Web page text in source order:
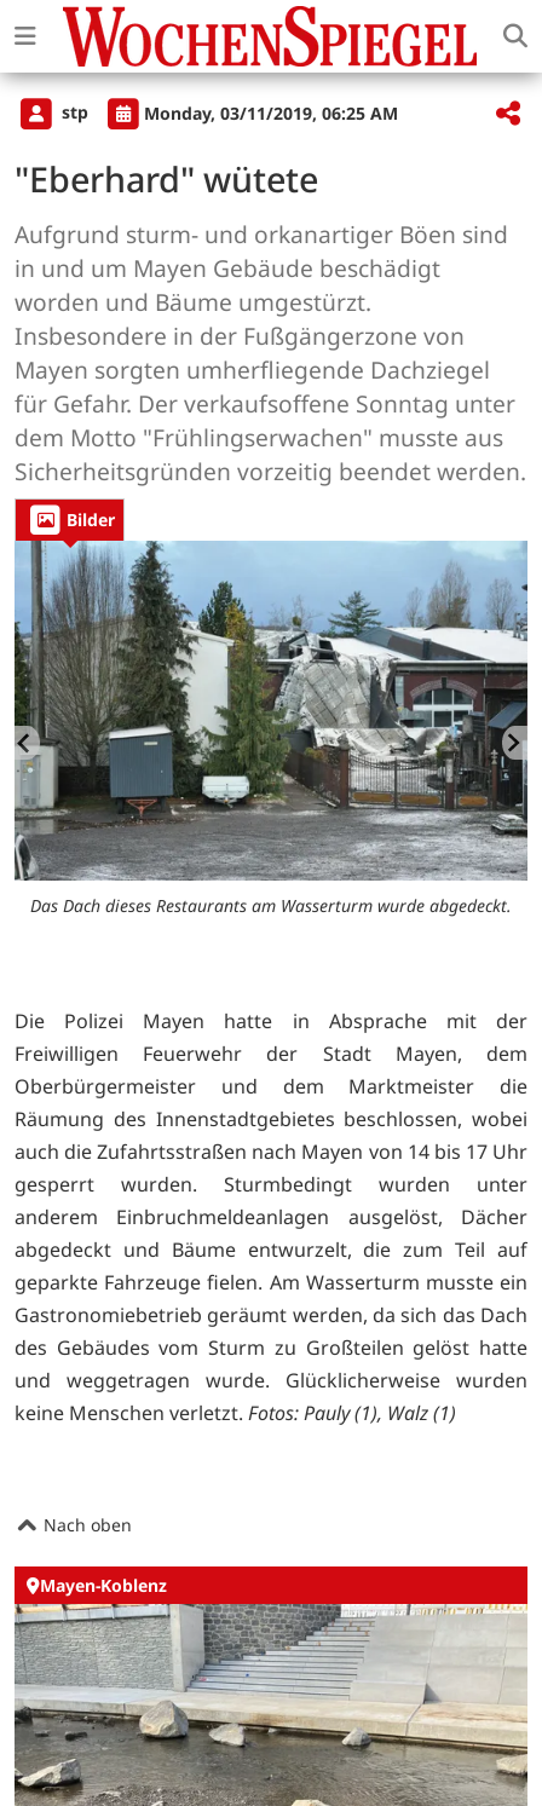
stp Monday, 03/11/2019, 06:25 AM
"Eberhard" wütete
Aufgrund sturm- und orkanartiger Böen sind
in und um Mayen Gebäude beschädigt
worden und Bäume umgestürzt.
Insbesondere in der Fußgängerzone von
Mayen sorgten umherfliegende Dachziegel
für Gefahr. Der verkaufsoffene Sonntag unter
dem Motto "Frühlingserwachen" musste aus
Sicherheitsgründen vorzeitig beendet werden.
Bilder
Das Dach dieses Restaurants am Wasserturm wurde abgedeckt.
Die Polizei Mayen hatte in Absprache mit der
Freiwilligen Feuerwehr der Stadt Mayen, dem
Oberbürgermeister und dem Marktmeister die
Räumung des Innenstadtgebietes beschlossen, wobei
auch die Zufahrtsstraßen nach Mayen von 14 bis 17 Uhr
gesperrt wurden. Sturmbedingt wurden unter
anderem Einbruchmeldeanlagen ausgelöst, Dächer
abgedeckt und Bäume entwurzelt, die zum Teil auf
geparkte Fahrzeuge fielen. Am Wasserturm musste ein
Gastronomiebetrieb geräumt werden, da sich das Dach
des Gebäudes vom Sturm zu Großteilen gelöst hatte
und weggetragen wurde. Glücklicherweise wurden
keine Menschen verletzt. Fotos: Pauly (1), Walz (1)
Nach oben
Mayen-Koblenz